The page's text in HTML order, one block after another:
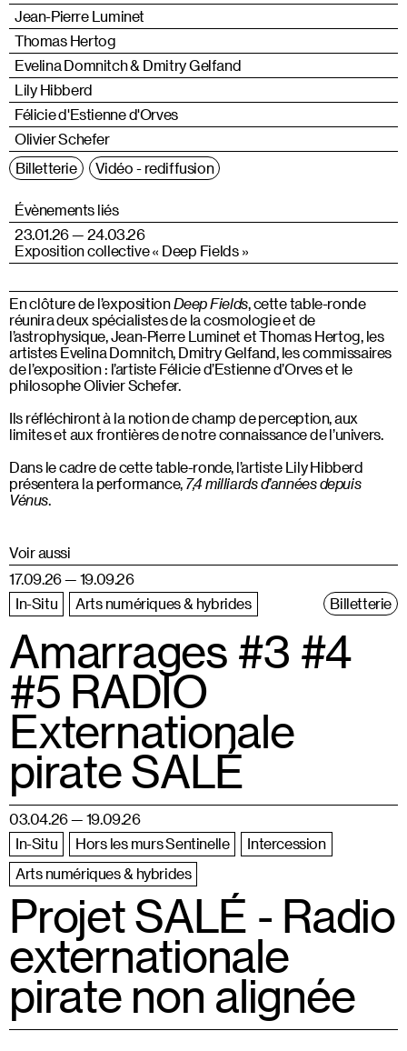
Jean-Pierre Luminet
Thomas Hertog
Evelina Domnitch & Dmitry Gelfand
Lily Hibberd
Félicie d'Estienne d'Orves
Olivier Schefer
Billetterie
Vidéo - rediffusion
Évènements liés
23.01.26 — 24.03.26
Exposition collective « Deep Fields »
En clôture de l’expositionDeep Fields, cette table-ronde
réunira deux spécialistes de la cosmologie et de
l’astrophysique, Jean-Pierre Luminet et Thomas Hertog, les
artistes Evelina Domnitch, Dmitry Gelfand, les commissaires
de l’exposition : l’artiste Félicie d’Estienne d’Orves et le
philosophe Olivier Schefer.
Ils réfléchiront à la notion de champ de perception, aux
limites et aux frontières de notre connaissance de l’univers.
Dans le cadre de cette table-ronde, l’artiste Lily Hibberd
présentera la performance, 7,4 milliards d’années depuis
Vénus.
Voir aussi
17.09.26 — 19.09.26
In-Situ
Arts numériques & hybrides Billetterie
Amarrages #3 #4
#5 RADIO
Externationale
pirate SALÉ
03.04.26 — 19.09.26
In-Situ
Hors les murs Sentinelle
Intercession
Arts numériques & hybrides
Projet SALÉ - Radio
externationale
pirate non alignée